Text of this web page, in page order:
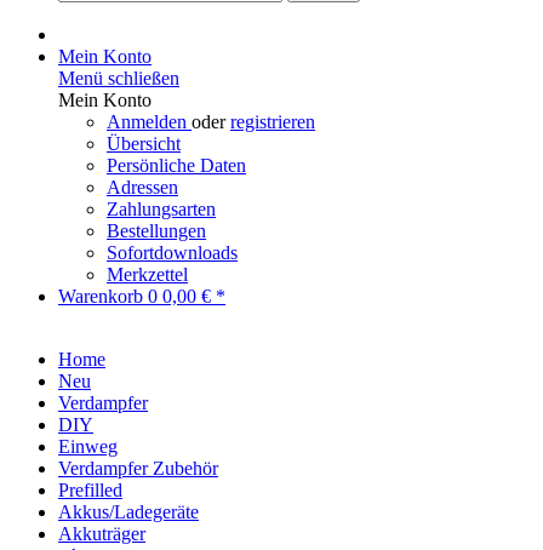
Mein Konto
Menü schließen
Mein Konto
Anmelden oderregistrieren
Übersicht
Persönliche Daten
Adressen
Zahlungsarten
Bestellungen
Sofortdownloads
Merkzettel
Warenkorb 0 0,00 € *
Home
Neu
Verdampfer
DIY
Einweg
Verdampfer Zubehör
Prefilled
Akkus/Ladegeräte
Akkuträger